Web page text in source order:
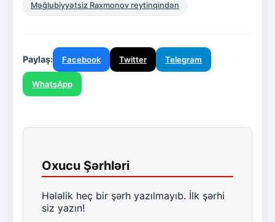
Məğlubiyyətsiz Raxmonov reytinqindən
Paylaş: Facebook Twitter Telegram
WhatsApp
Oxucu Şərhləri
Hələlik heç bir şərh yazılmayıb. İlk şərhi
siz yazın!